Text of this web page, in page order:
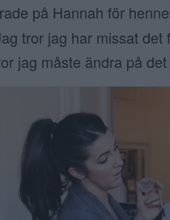
på Hannah för
tror jag har missat
jag måste ändra på det